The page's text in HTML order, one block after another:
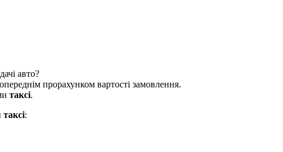
авто?
прорахунком вартості замовлення.
таксі.
таксі: